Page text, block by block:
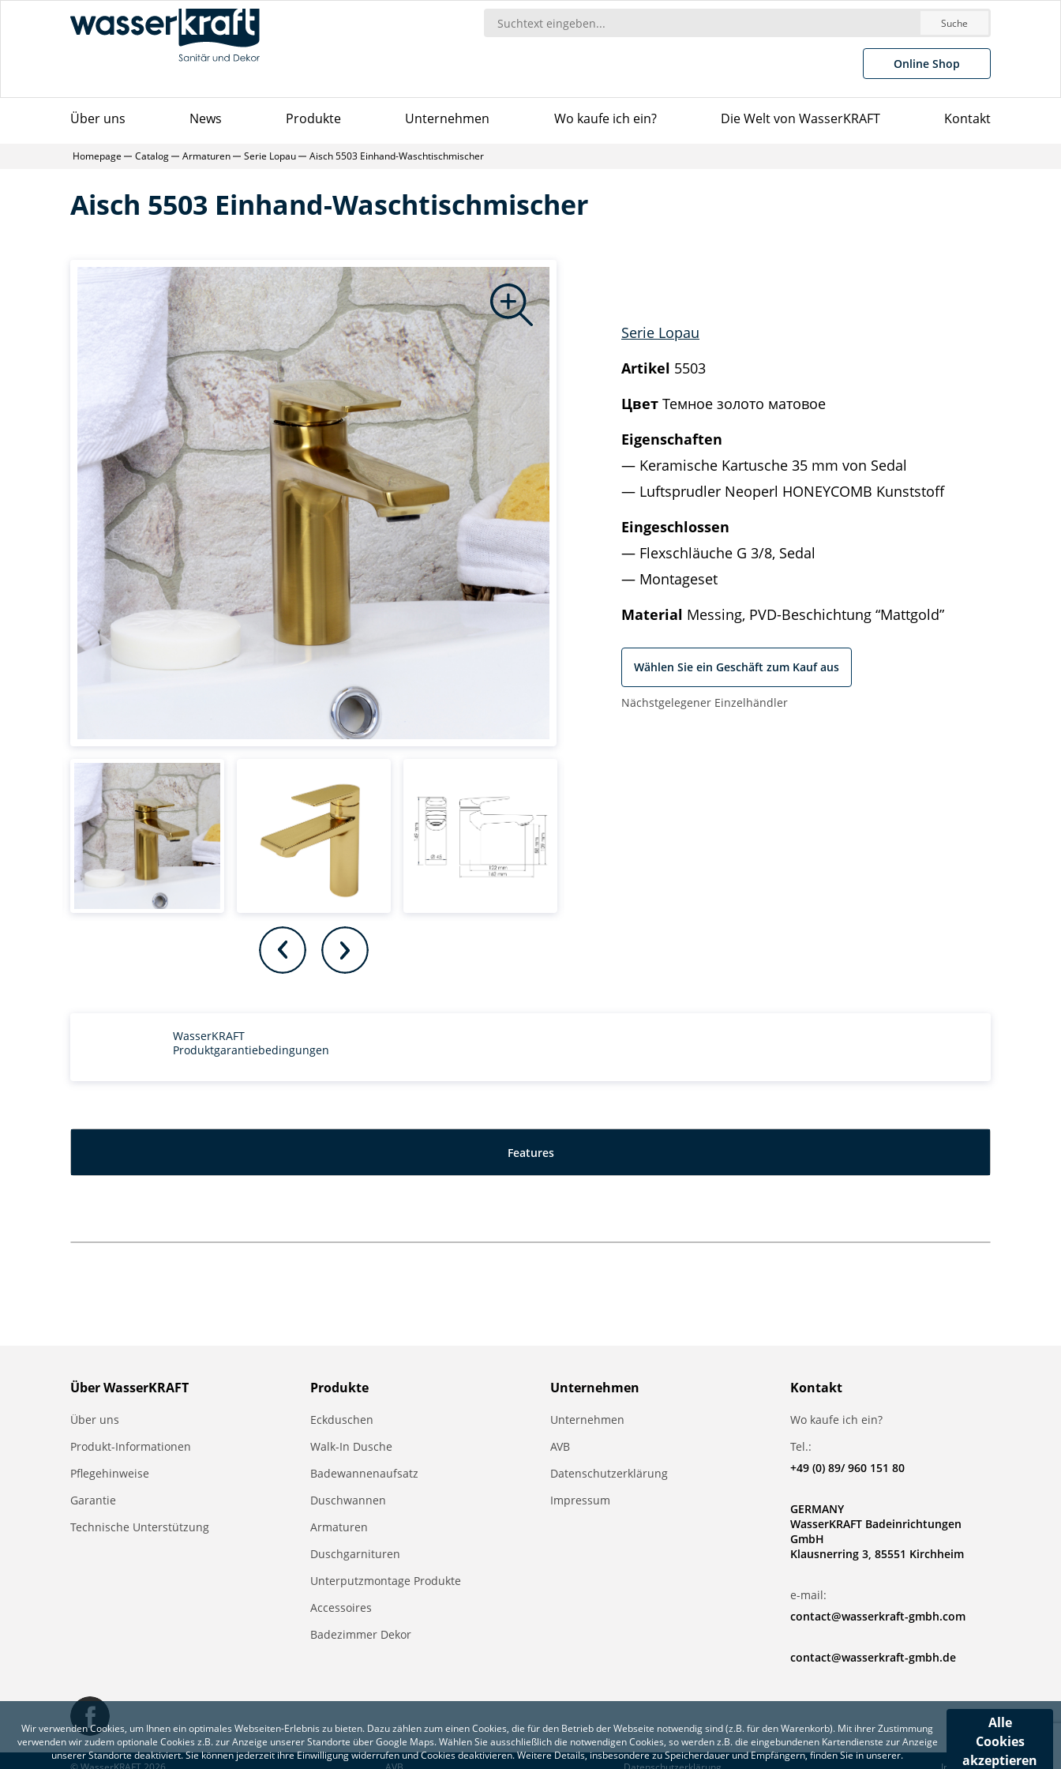
Suche
Online Shop
Über uns News Produkte Unternehmen Wo kaufe ich ein? Die Welt von WasserKRAFT Kontakt
Homepage Catalog Armaturen Serie Lopau Aisch 5503 Einhand-Waschtischmischer
Aisch 5503 Einhand-Waschtischmischer
Serie Lopau
Artikel 5503
Цвет Темное золото матовое
Eigenschaften
Keramische Kartusche 35 mm von Sedal
Luftsprudler Neoperl HONEYCOMB Kunststoff
Eingeschlossen
Flexschläuche G 3/8, Sedal
Montageset
Material Messing, PVD-Beschichtung “Mattgold”
Wählen Sie ein Geschäft zum Kauf aus
Nächstgelegener Einzelhändler
WasserKRAFT
Produktgarantiebedingungen
Features
Wir verwenden Cookies, um Ihnen ein optimales Webseiten-Erlebnis zu bieten. Dazu zählen zum einen Cookies, die für den Betrieb der Webseite notwendig sind (z.B. für den Warenkorb). Mit ihrer Zustimmung
verwenden wir zudem optionale Cookies z.B. zur Anzeige unserer Standorte über Google Maps. Wählen Sie ausschließlich die notwendigen Cookies, so werden z.B. die eingebundenen Kartendienste zur Anzeige
unserer Standorte deaktiviert. Sie können jederzeit ihre Einwilligung widerrufen und Cookies deaktivieren. Weitere Details, insbesondere zu Speicherdauer und Empfängern, finden Sie in unserer.
Alle
Cookies
akzeptieren
Über WasserKRAFT
Über uns
Produkt-Informationen
Pflegehinweise
Garantie
Technische Unterstützung
Produkte
Eckduschen
Walk-In Dusche
Badewannenaufsatz
Duschwannen
Armaturen
Duschgarnituren
Unterputzmontage Produkte
Accessoires
Badezimmer Dekor
Unternehmen
Unternehmen
AVB
Datenschutzerklärung
Impressum
Kontakt
Wo kaufe ich ein?
Tel.:
+49 (0) 89/ 960 151 80
GERMANY
WasserKRAFT Badeinrichtungen
GmbH
Klausnerring 3, 85551 Kirchheim
e-mail:
contact@wasserkraft-gmbh.com
contact@wasserkraft-gmbh.de